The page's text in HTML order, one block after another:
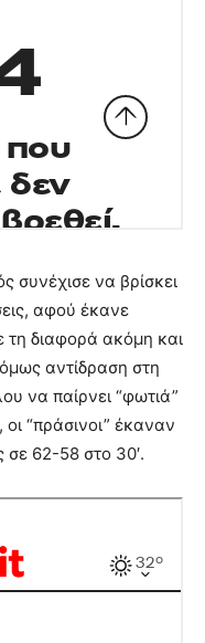
συνέχισε να βρίσκει
αφού έκανε
τη διαφορά ακόμη και
αντίδραση στη
να παίρνει “φωτιά”
“πράσινοι” έκαναν
σε 62-58 στο 30′.